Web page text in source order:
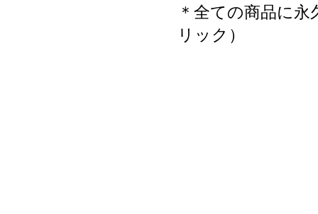
＊全ての商品に
リック）